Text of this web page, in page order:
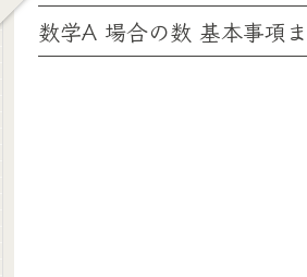
数学A 場合の数 基本事項